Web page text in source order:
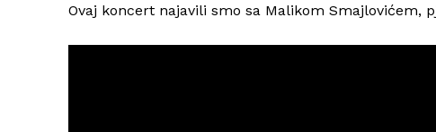
Ovaj koncert najavili smo sa Malikom Smajlovićem,